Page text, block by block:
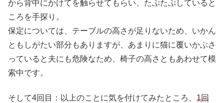
から背中にかけてを触らせてもらい、たぷたぷしていると
ころを手探り。
保定については、テーブルの高さが足りないため、いかん
ともしがたい部分もありますが、あまりに猫に覆いかぶさ
っていると夫にも危険なため、椅子の高さともあわせて模
索中です。
そして4回目：以上のことに気を付けてみたところ、 1回